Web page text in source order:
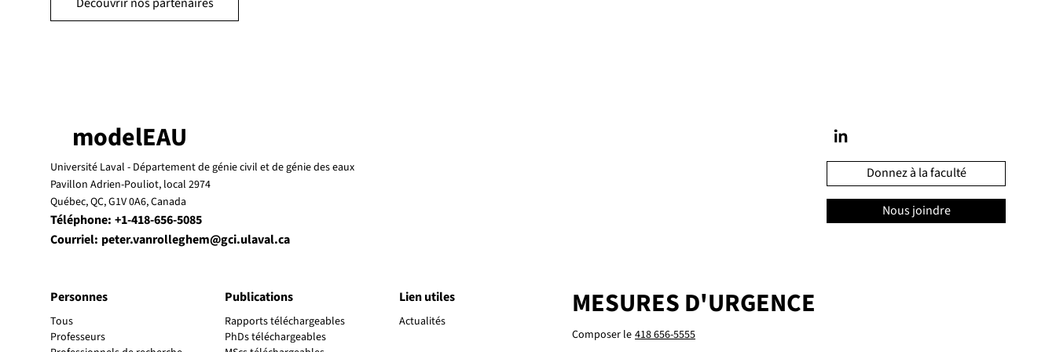
Personnes
Tous
Professeurs
Publications
Rapports téléchargeables
PhDs téléchargeables
Lien utiles
Actualités MESURES D'URGENCE
Composer le 418 656-5555
modelEAU
Téléphone: +1-418-656-5085
Courriel: peter.vanrolleghem@gci.ulaval.ca
Université Laval - Département de génie civil et de génie des eaux
Pavillon Adrien-Pouliot, local 2974
Québec, QC, G1V 0A6, Canada
Donnez à la faculté
Nous joindre